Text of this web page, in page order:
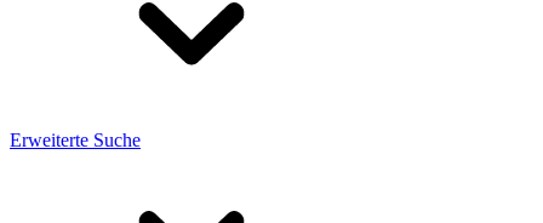
Erweiterte Suche